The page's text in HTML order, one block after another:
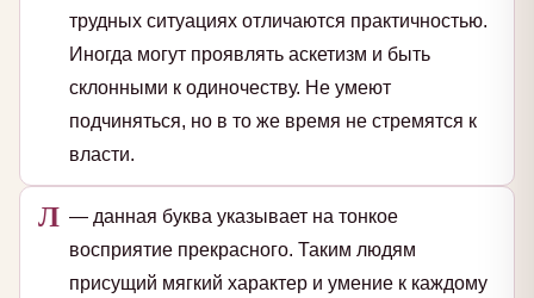
трудных ситуациях отличаются практичностью.
Иногда могут проявлять аскетизм и быть
склонными к одиночеству. Не умеют
подчиняться, но в то же время не стремятся к
власти.
Л — данная буква указывает на тонкое
восприятие прекрасного. Таким людям
присущий мягкий характер и умение к каждому